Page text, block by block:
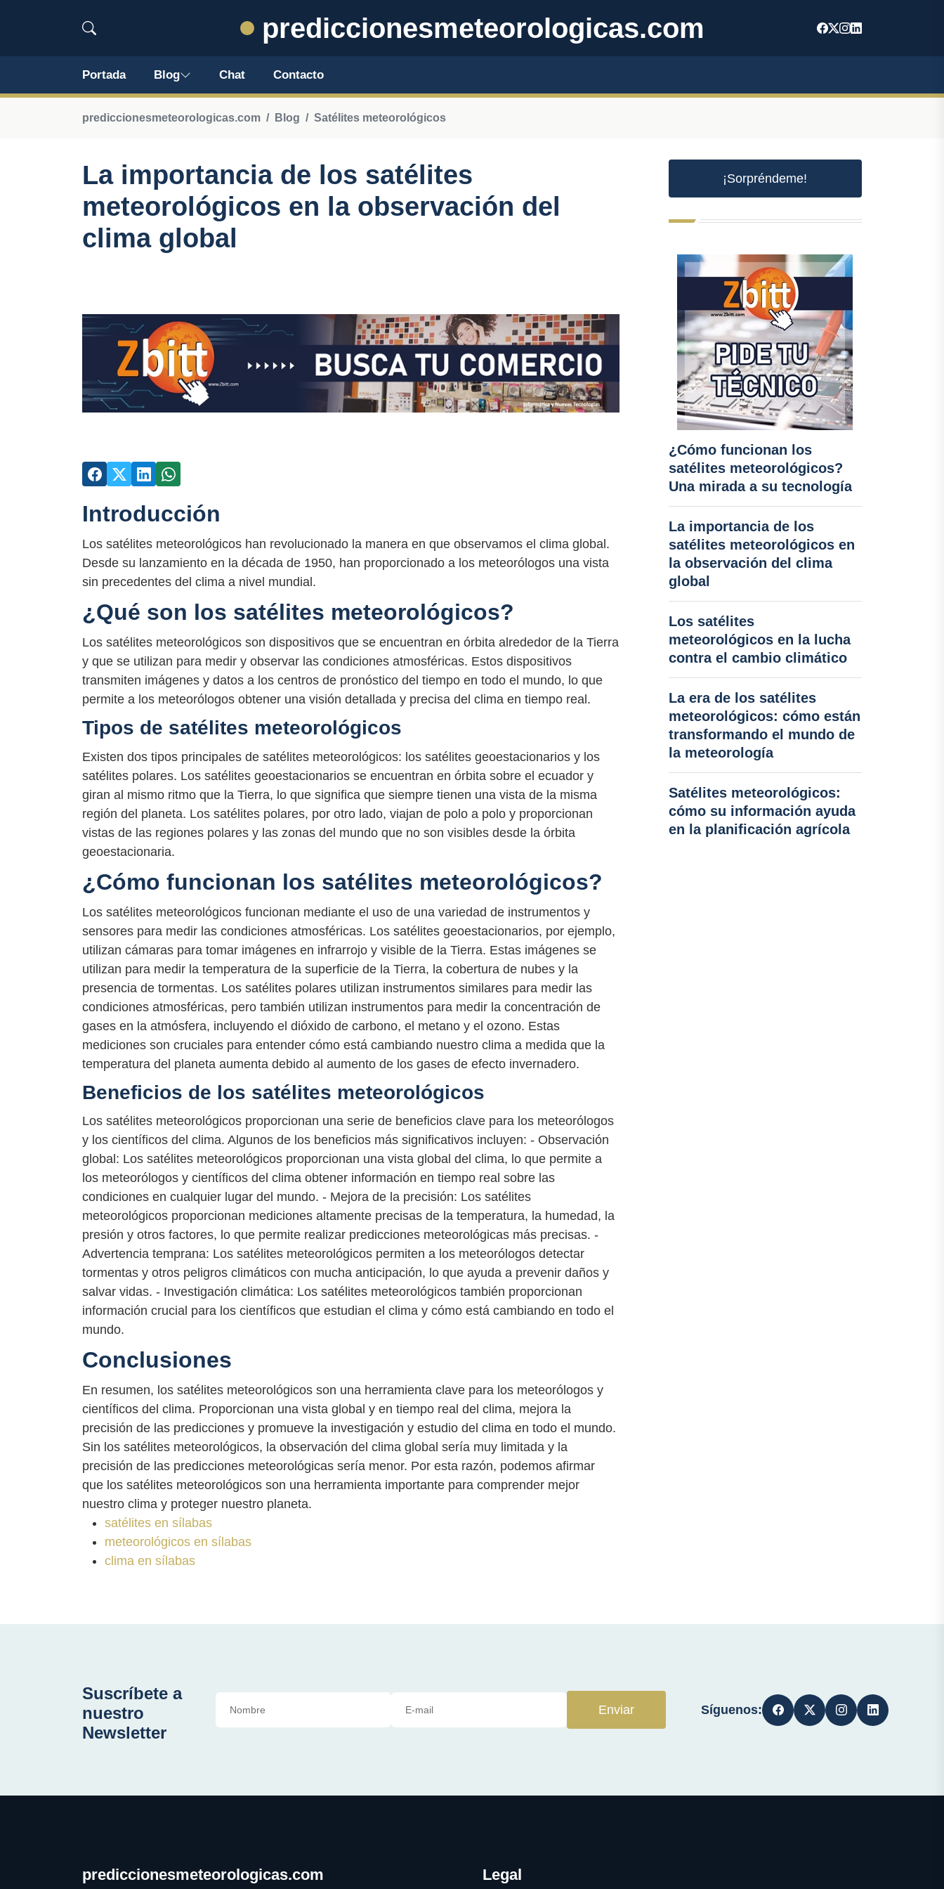
prediccionesmeteorologicas.com
Portada Blog Chat Contacto
prediccionesmeteorologicas.com Blog Satélites meteorológicos
La importancia de los satélites
meteorológicos en la observación del
clima global
Introducción
Los satélites meteorológicos han revolucionado la manera en que observamos el clima global.
Desde su lanzamiento en la década de 1950, han proporcionado a los meteorólogos una vista
sin precedentes del clima a nivel mundial.
¿Qué son los satélites meteorológicos?
Los satélites meteorológicos son dispositivos que se encuentran en órbita alrededor de la Tierra
y que se utilizan para medir y observar las condiciones atmosféricas. Estos dispositivos
transmiten imágenes y datos a los centros de pronóstico del tiempo en todo el mundo, lo que
permite a los meteorólogos obtener una visión detallada y precisa del clima en tiempo real.
Tipos de satélites meteorológicos
Existen dos tipos principales de satélites meteorológicos: los satélites geoestacionarios y los
satélites polares. Los satélites geoestacionarios se encuentran en órbita sobre el ecuador y
giran al mismo ritmo que la Tierra, lo que significa que siempre tienen una vista de la misma
región del planeta. Los satélites polares, por otro lado, viajan de polo a polo y proporcionan
vistas de las regiones polares y las zonas del mundo que no son visibles desde la órbita
geoestacionaria.
¿Cómo funcionan los satélites meteorológicos?
Los satélites meteorológicos funcionan mediante el uso de una variedad de instrumentos y
sensores para medir las condiciones atmosféricas. Los satélites geoestacionarios, por ejemplo,
utilizan cámaras para tomar imágenes en infrarrojo y visible de la Tierra. Estas imágenes se
utilizan para medir la temperatura de la superficie de la Tierra, la cobertura de nubes y la
presencia de tormentas. Los satélites polares utilizan instrumentos similares para medir las
condiciones atmosféricas, pero también utilizan instrumentos para medir la concentración de
gases en la atmósfera, incluyendo el dióxido de carbono, el metano y el ozono. Estas
mediciones son cruciales para entender cómo está cambiando nuestro clima a medida que la
temperatura del planeta aumenta debido al aumento de los gases de efecto invernadero.
Beneficios de los satélites meteorológicos
Los satélites meteorológicos proporcionan una serie de beneficios clave para los meteorólogos
y los científicos del clima. Algunos de los beneficios más significativos incluyen: - Observación
global: Los satélites meteorológicos proporcionan una vista global del clima, lo que permite a
los meteorólogos y científicos del clima obtener información en tiempo real sobre las
condiciones en cualquier lugar del mundo. - Mejora de la precisión: Los satélites
meteorológicos proporcionan mediciones altamente precisas de la temperatura, la humedad, la
presión y otros factores, lo que permite realizar predicciones meteorológicas más precisas. -
Advertencia temprana: Los satélites meteorológicos permiten a los meteorólogos detectar
tormentas y otros peligros climáticos con mucha anticipación, lo que ayuda a prevenir daños y
salvar vidas. - Investigación climática: Los satélites meteorológicos también proporcionan
información crucial para los científicos que estudian el clima y cómo está cambiando en todo el
mundo.
Conclusiones
En resumen, los satélites meteorológicos son una herramienta clave para los meteorólogos y
científicos del clima. Proporcionan una vista global y en tiempo real del clima, mejora la
precisión de las predicciones y promueve la investigación y estudio del clima en todo el mundo.
Sin los satélites meteorológicos, la observación del clima global sería muy limitada y la
precisión de las predicciones meteorológicas sería menor. Por esta razón, podemos afirmar
que los satélites meteorológicos son una herramienta importante para comprender mejor
nuestro clima y proteger nuestro planeta.
satélites en sílabas
meteorológicos en sílabas
clima en sílabas
¡Sorpréndeme!
¿Cómo funcionan los
satélites meteorológicos?
Una mirada a su tecnología
La importancia de los
satélites meteorológicos en
la observación del clima
global
Los satélites
meteorológicos en la lucha
contra el cambio climático
La era de los satélites
meteorológicos: cómo están
transformando el mundo de
la meteorología
Satélites meteorológicos:
cómo su información ayuda
en la planificación agrícola
Suscríbete a
nuestro
Newsletter
Enviar Síguenos:
prediccionesmeteorologicas.com Legal